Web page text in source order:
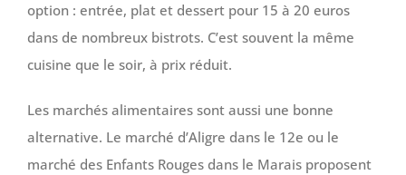
option : entrée, plat et dessert pour 15 à 20 euros
dans de nombreux bistrots. C’est souvent la même
cuisine que le soir, à prix réduit.
Les marchés alimentaires sont aussi une bonne
alternative. Le marché d’Aligre dans le 12e ou le
marché des Enfants Rouges dans le Marais proposent